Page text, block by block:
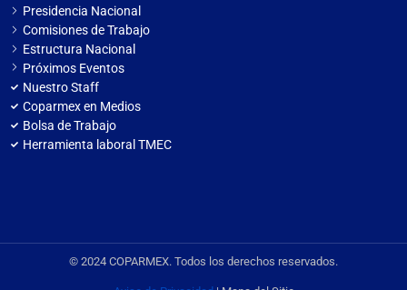
Presidencia Nacional
Comisiones de Trabajo
Estructura Nacional
Próximos Eventos
Nuestro Staff
Coparmex en Medios
Bolsa de Trabajo
Herramienta laboral TMEC
© 2024 COPARMEX. Todos los derechos reservados.